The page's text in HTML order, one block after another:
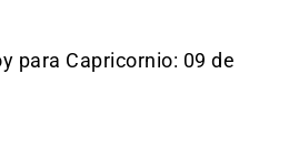
para Capricornio: 09 de